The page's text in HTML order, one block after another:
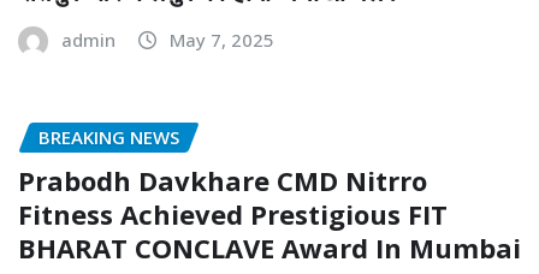
admin May 7, 2025
BREAKING NEWS
Prabodh Davkhare CMD Nitrro
Fitness Achieved Prestigious FIT
BHARAT CONCLAVE Award In Mumbai